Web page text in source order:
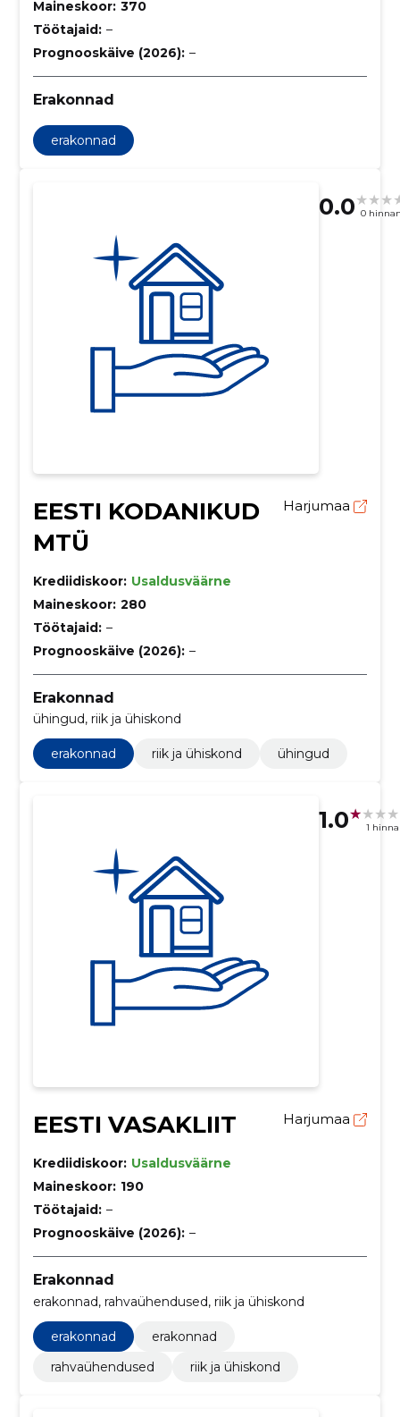
Maineskoor: 370
Töötajaid: –
Prognooskäive (2026): –
Erakonnad
erakonnad
0.0 0
EESTI KODANIKUD
MTÜ
Harjumaa
Krediidiskoor: Usaldusväärne
Maineskoor: 280
Töötajaid: –
Prognooskäive (2026): –
Erakonnad
ühingud, riik ja ühiskond
erakonnad riik ja ühiskond ühingud
1.0 1
EESTI VASAKLIIT Harjumaa
Krediidiskoor: Usaldusväärne
Maineskoor: 190
Töötajaid: –
Prognooskäive (2026): –
Erakonnad
erakonnad, rahvaühendused, riik ja ühiskond
erakonnad
erakonnad
rahvaühendused
riik ja ühiskond